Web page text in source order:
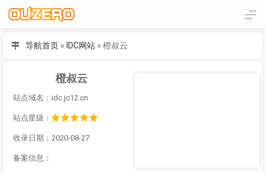
导航首页 » IDC网站 » 橙叔云
橙叔云
站点域名：idc.jc12.cn
站点星级：
收录日期：2020-08-27
备案信息：